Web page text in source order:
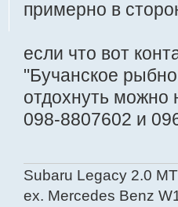
примерно в
если что вот
"Бучанское
отдохнуть можно
098-8807602 и
Subaru Legacy 2.0
ex. Mercedes Benz